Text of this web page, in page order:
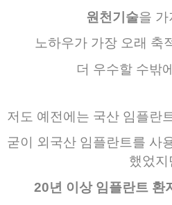
원천기술을 가
노하우가 가장 오래 축
더 우수할 수밖
저도 예전에는 국산 임플란
굳이
외국산 임플란트를 사
했었지
20년 이상 임플란트 환